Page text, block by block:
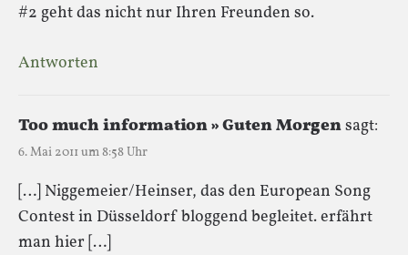
#2 geht das nicht nur Ihren Freunden so.
Antworten
Too much information » Guten Morgensagt:
6. Mai 2011 um 8:58 Uhr
[…] Niggemeier/Heinser, das den European Song
Contest in Düsseldorf bloggend begleitet. erfährt
man hier […]